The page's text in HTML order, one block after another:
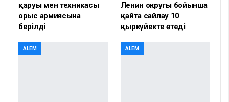
қаруы мен техникасы
орыс армиясына
берілді
Ленин округы бойынша
қайта сайлау 10
қыркүйекте өтеді
ALEM ALEM